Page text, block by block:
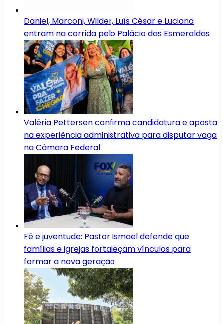
Daniel, Marconi, Wilder, Luís César e Luciana
entram na corrida pelo Palácio das Esmeraldas
Valéria Pettersen confirma candidatura e aposta
na experiência administrativa para disputar vaga
na Câmara Federal
Fé e juventude: Pastor Ismael defende que
famílias e igrejas fortaleçam vínculos para
formar a nova geração